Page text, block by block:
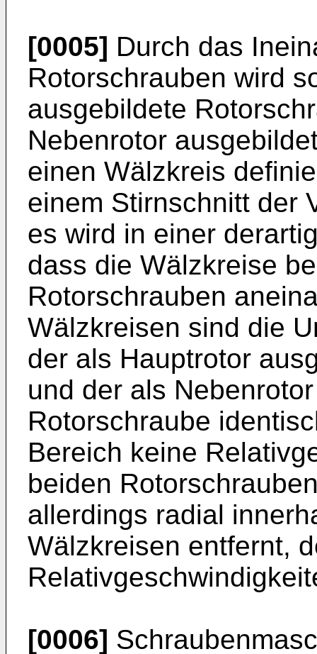
[0005] Durch das
Rotorschrauben wird
ausgebildete
Nebenrotor
einen Wälzkreis
einem Stirnschnitt der
es wird in einer
dass die Wälzkreise
Rotorschrauben
Wälzkreisen sind die
der als Hauptrotor
und der als
Rotorschraube
Bereich keine
beiden
allerdings radial
Wälzkreisen entfernt,
[0006]